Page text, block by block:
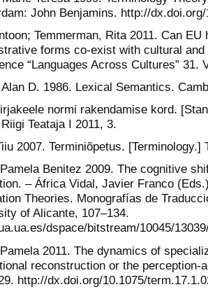
John Benjamins. http://
Temmerman, Rita 2011. Can
forms co-exist with cultural
“Languages Across Cultures” 31.
D. 1986. Lexical Semantics.
normi rakendamise kord.
Teataja I 2011, 3.
2007. Terminiõpetus.
Benitez 2009. The cognitive
– África Vidal, Javier Franco
Theories. Monografías de
of Alicante, 107–134.
dspace/bitstream/10045/
2011. The dynamics of
reconstruction or the perception-
http://dx.doi.org/10.1075/